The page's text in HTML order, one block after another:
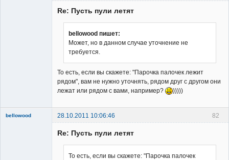
Re: Пусть пули летят
bellowood пишет:
Может, но в данном случае уточнение не
требуется.
То есть, если вы скажете: "Парочка палочек лежит
рядом", вам не нужно уточнять, рядом друг с другом они
лежат или рядом с вами, например?
)))))
82
bellowood
28.10.2011 10:06:46
Re: Пусть пули летят
То есть, если вы скажете: "Парочка палочек